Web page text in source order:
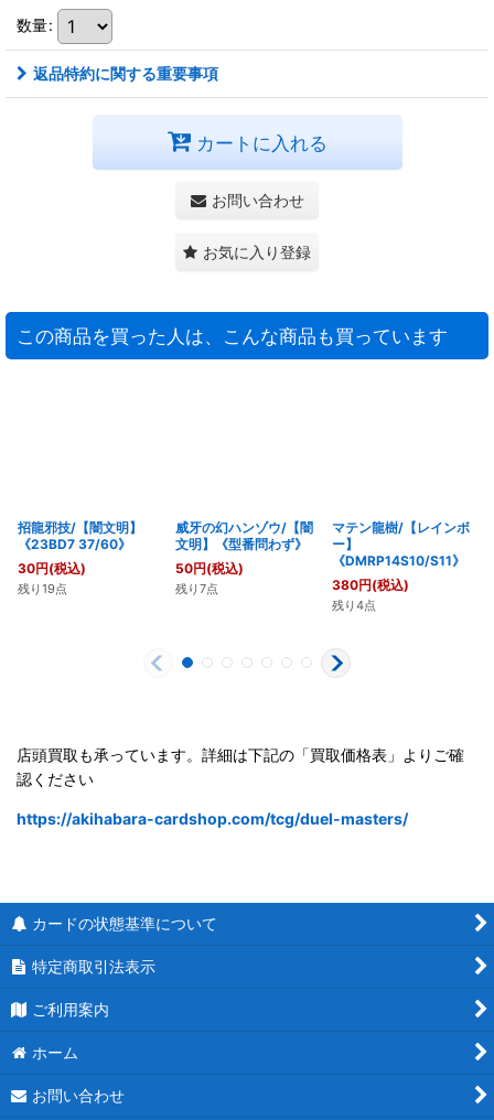
数量:
返品特約に関する重要事項
カートに入れる
お問い合わせ
お気に入り登録
この商品を買った人は、こんな商品も買っています
招龍邪技/【闇文明】
《23BD7 37/60》
30円(税込)
残り19点
威牙の幻ハンゾウ/【闇
文明】《型番問わず》
50円(税込)
残り7点
マテン龍樹/【レインボ
ー】
《DMRP14S10/S11》
380円(税込)
残り4点
店頭買取も承っています。詳細は下記の「買取価格表」よりご確
認ください
https://akihabara-cardshop.com/tcg/duel-masters/
カードの状態基準について
特定商取引法表示
ご利用案内
ホーム
お問い合わせ